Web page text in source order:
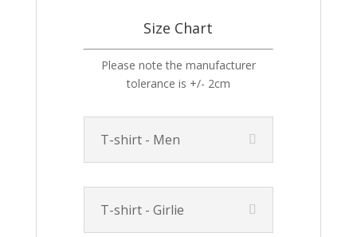
Size Chart
Please note the manufacturer
tolerance is +/- 2cm
T-shirt - Men
T-shirt - Girlie